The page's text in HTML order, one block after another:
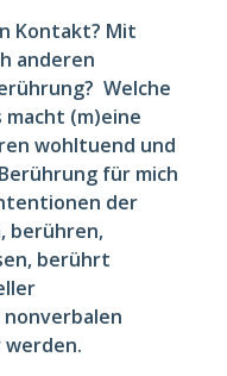
Kontakt? Mit
anderen
Welche
macht (m)eine
wohltuend und
für mich
der
berühren,
berührt
werden.